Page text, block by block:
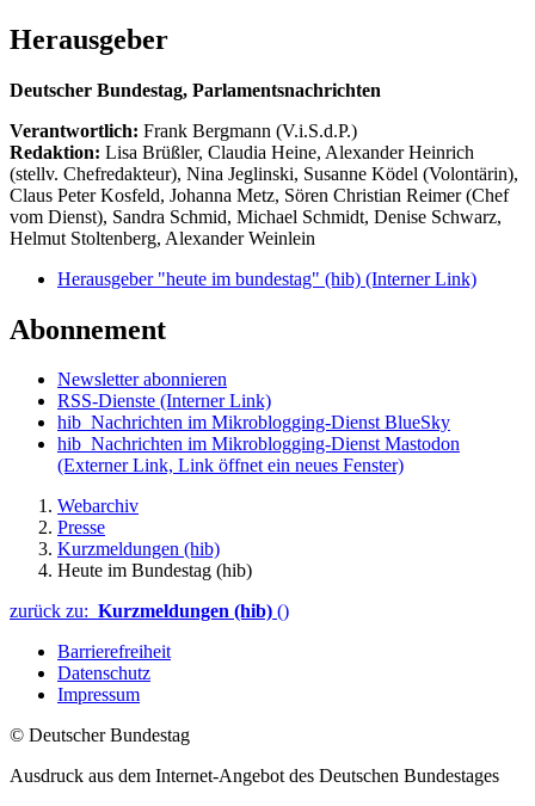
Herausgeber
Deutscher Bundestag, Parlamentsnachrichten
Verantwortlich: Frank Bergmann (V.i.S.d.P.)
Redaktion: Lisa Brüßler, Claudia Heine, Alexander Heinrich
(stellv. Chefredakteur), Nina Jeglinski, Susanne Ködel (Volontärin),
Claus Peter Kosfeld, Johanna Metz, Sören Christian Reimer (Chef
vom Dienst), Sandra Schmid, Michael Schmidt, Denise Schwarz,
Helmut Stoltenberg, Alexander Weinlein
Herausgeber "heute im bundestag" (hib) (Interner Link)
Abonnement
Newsletter abonnieren
RSS-Dienste (Interner Link)
hib_Nachrichten im Mikroblogging-Dienst BlueSky
hib_Nachrichten im Mikroblogging-Dienst Mastodon
(Externer Link, Link öffnet ein neues Fenster)
Webarchiv
Presse
Kurzmeldungen (hib)
Heute im Bundestag (hib)
zurück zu: Kurzmeldungen (hib) ()
Barrierefreiheit
Datenschutz
Impressum
© Deutscher Bundestag
Ausdruck aus dem Internet-Angebot des Deutschen Bundestages